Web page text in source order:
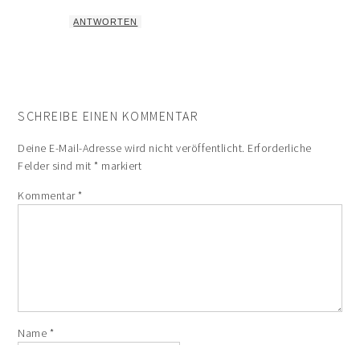
ANTWORTEN
SCHREIBE EINEN KOMMENTAR
Deine E-Mail-Adresse wird nicht veröffentlicht. Erforderliche
Felder sind mit* markiert
Kommentar*
Name *